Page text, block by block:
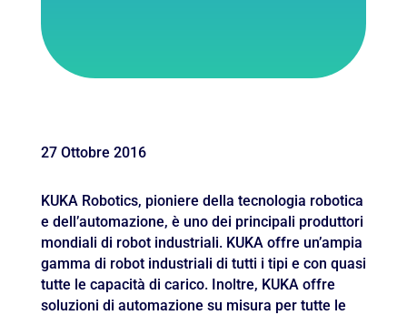
27 Ottobre 2016
KUKA Robotics, pioniere della tecnologia robotica
e dell’automazione, è uno dei principali produttori
mondiali di robot industriali. KUKA offre un’ampia
gamma di robot industriali di tutti i tipi e con quasi
tutte le capacità di carico. Inoltre, KUKA offre
soluzioni di automazione su misura per tutte le